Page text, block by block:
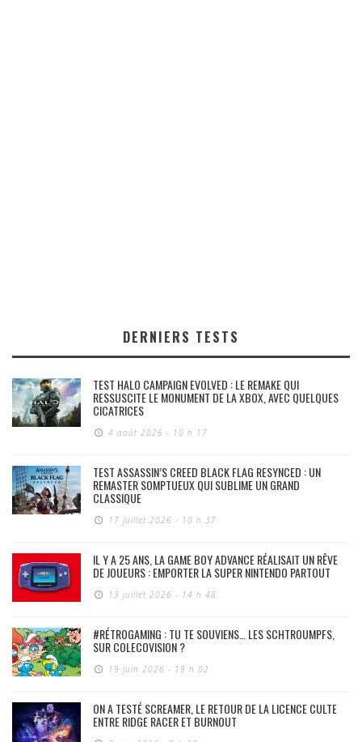
DERNIERS TESTS
TEST HALO CAMPAIGN EVOLVED : LE REMAKE QUI
RESSUSCITE LE MONUMENT DE LA XBOX, AVEC QUELQUES
CICATRICES
4 août 2026 - 10 h 17
TEST ASSASSIN’S CREED BLACK FLAG RESYNCED : UN
REMASTER SOMPTUEUX QUI SUBLIME UN GRAND
CLASSIQUE
17 juillet 2026 - 10 h 37
IL Y A 25 ANS, LA GAME BOY ADVANCE RÉALISAIT UN RÊVE
DE JOUEURS : EMPORTER LA SUPER NINTENDO PARTOUT
13 juillet 2026 - 14 h 48
#RÉTROGAMING : TU TE SOUVIENS… LES SCHTROUMPFS,
SUR COLECOVISION ?
19 juin 2026 - 19 h 02
ON A TESTÉ SCREAMER, LE RETOUR DE LA LICENCE CULTE
ENTRE RIDGE RACER ET BURNOUT